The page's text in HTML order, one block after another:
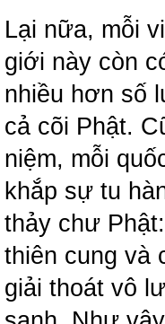
Lại nữa, mỗi
giới này còn
nhiều hơn số
cả cõi Phật.
niệm, mỗi
khắp sự tu
thảy chư
thiên cung và
giải thoát vô